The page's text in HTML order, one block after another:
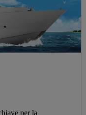
per la